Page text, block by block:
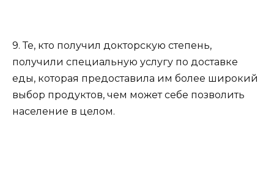
9. Те, кто получил докторскую степень,
получили специальную услугу по доставке
еды, которая предоставила им более широкий
выбор продуктов, чем может себе позволить
население в целом.